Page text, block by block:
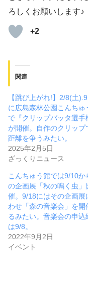
ろしくお願いします♪
+2
関連
【跳び上がれ!】2/8(土
に広島森林公園こんちゅ
で『クリップバッタ選手
が開催。自作のクリップ
距離を争うみたい。
2025年2月5日
ざっくりニュース
こんちゅう館では9/10か
の企画展「秋の鳴く虫」
催。9/18にはその企画展
わせ「森の音楽会」を開
るみたい。音楽会の申込
は9/8。
2022年9月2日
イベント